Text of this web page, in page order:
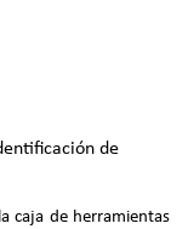
de
caja de herramientas